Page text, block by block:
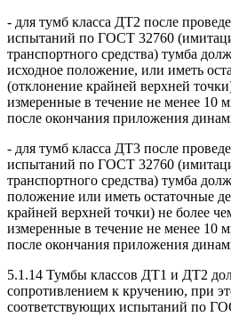
- для тумб класса ДТ2 после
испытаний по ГОСТ 32760
транспортного средства) тумба
исходное положение, или иметь
(отклонение крайней верхней
измеренные в течение не менее 10
после окончания приложения
- для тумб класса ДТ3 после
испытаний по ГОСТ 32760
транспортного средства) тумба
положение или иметь остаточные
крайней верхней точки) не более
измеренные в течение не менее 10
после окончания приложения
5.1.14 Тумбы классов ДТ1 и ДТ2
сопротивлением к кручению, при
соответствующих испытаний по